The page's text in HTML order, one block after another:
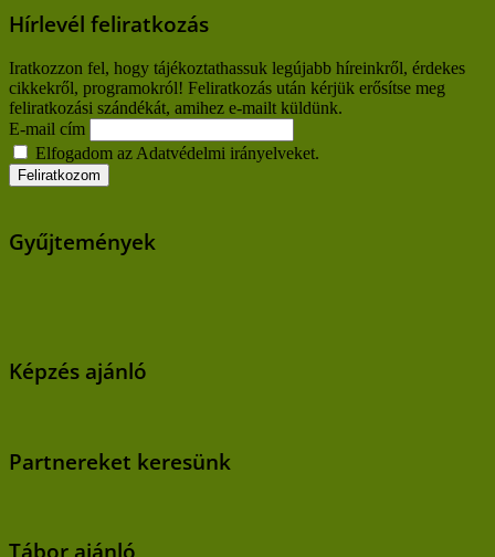
Hírlevél feliratkozás
Iratkozzon fel, hogy tájékoztathassuk legújabb híreinkről, érdekes
cikkekről, programokról! Feliratkozás után kérjük erősítse meg
feliratkozási szándékát, amihez e-mailt küldünk.
E-mail cím
Elfogadom az Adatvédelmi irányelveket.
Gyűjtemények
Képzés ajánló
Partnereket keresünk
Tábor ajánló